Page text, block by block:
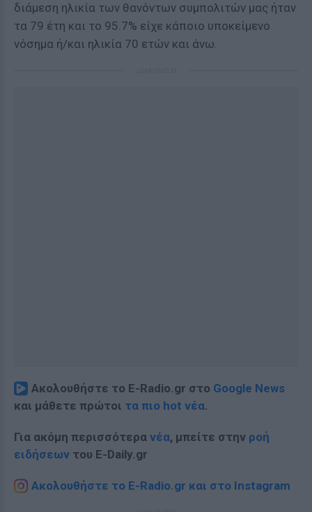
διάμεση ηλικία των θανόντων συμπολιτών μας ήταν
τα 79 έτη και το 95.7% είχε κάποιο υποκείμενο
νόσημα ή/και ηλικία 70 ετών και άνω.
Ακολουθήστε το E-Radio.gr στο Google News
και μάθετε πρώτοι τα πιο hot νέα.
Για ακόμη περισσότερα νέα, μπείτε στην ροή
ειδήσεων του E-Daily.gr
Ακολουθήστε το E-Radio.gr και στο Instagram